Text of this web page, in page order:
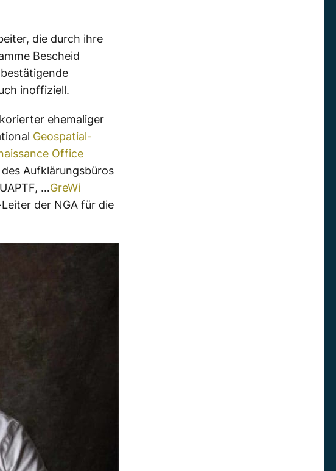
die durch ihre
Bescheid
inoffiziell.
ehemaliger
Geospatial-
Office
Aufklärungsbüros
…GreWi
der NGA für die